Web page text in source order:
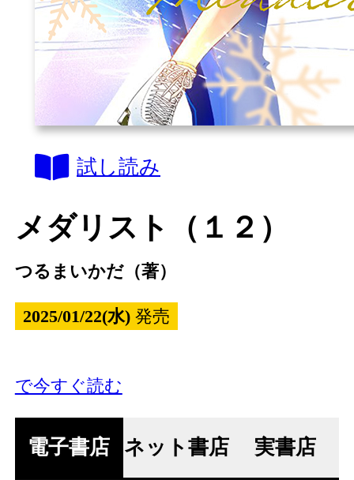
試し読み
メダリスト（１２）
つるまいかだ（著）
2025/01/22(水)発売
で今すぐ読む
電子書店 ネット書店 実書店